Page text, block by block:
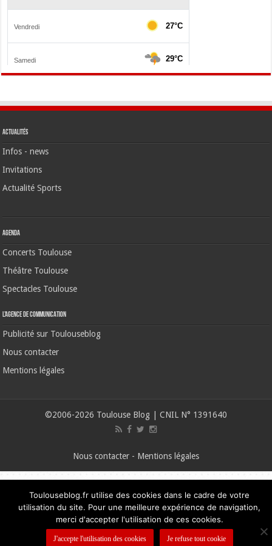
Actualités
Infos - news
Invitations
Actualité Sports
Agenda
Concerts Toulouse
Théâtre Toulouse
Spectacles Toulouse
L’agence de communication
Publicité sur Toulouseblog
Nous contacter
Mentions légales
©2006-2026 Toulouse Blog | CNIL N° 1391640
Nous contacter - Mentions légales
Toulouseblog.fr utilise des cookies dans le cadre de votre
utilisation du site. Pour une meilleure expérience de navigation,
merci d'accepter l'utilisation de ces cookies.
J'accepte l'utilisation des cookies Je refuse tout cookie